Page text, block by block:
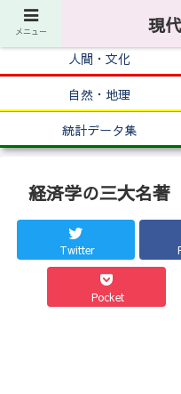
人間・文化
自然・地理
統計データ集
経済学の三大名著
Twitter
Pocket
メニュー 現